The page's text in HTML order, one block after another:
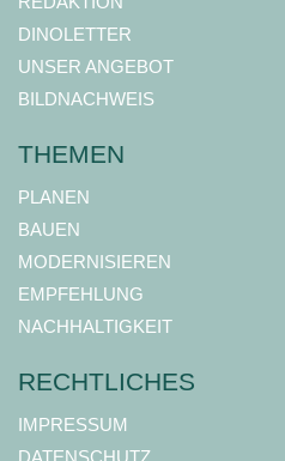
DINOLETTER
UNSER ANGEBOT
BILDNACHWEIS
THEMEN
PLANEN
BAUEN
MODERNISIEREN
EMPFEHLUNG
NACHHALTIGKEIT
RECHTLICHES
IMPRESSUM
DATENSCHUTZ